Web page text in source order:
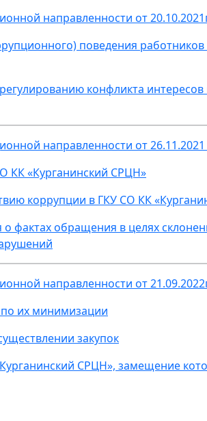
направленности от
поведения
конфликта
направленности от
КК «Курганинский СРЦН»
коррупции в ГКУ СО КК
фактах обращения в целях
направленности от
их минимизации
закупок
СРЦН», замещение